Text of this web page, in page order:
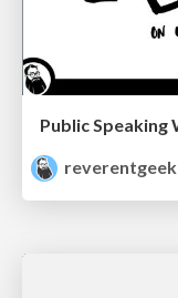
reverentgeek